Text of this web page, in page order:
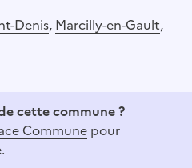
Denis, Marcilly-en-Gault,
cette commune ?
Commune pour